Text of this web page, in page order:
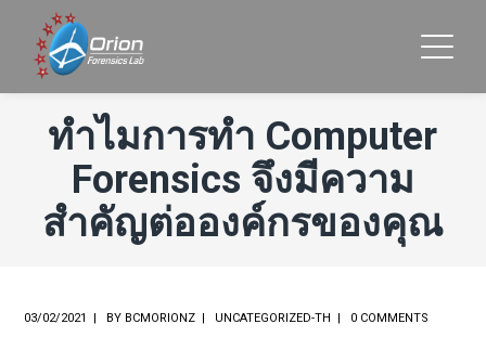
ทำไมการทำ Computer
Forensics จึงมีความ
สำคัญต่อองค์กรของคุณ
03/02/2021 BY BCMORIONZ UNCATEGORIZED-TH 0 COMMENTS